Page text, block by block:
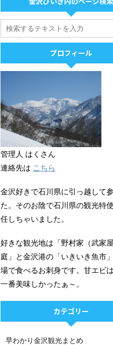
プロフィール
管理人 はくさん
連絡先は こちら
金沢好きで石川県に引っ越して
た。そのお陰で石川県の観光特
任しちゃいました。
好きな観光地は「野村家（武家
庭」と金沢港の「いきいき魚市
場で食べるお刺身です。甘エビ
一番美味しかったぁ～。
カテゴリー
早わかり金沢観光まとめ